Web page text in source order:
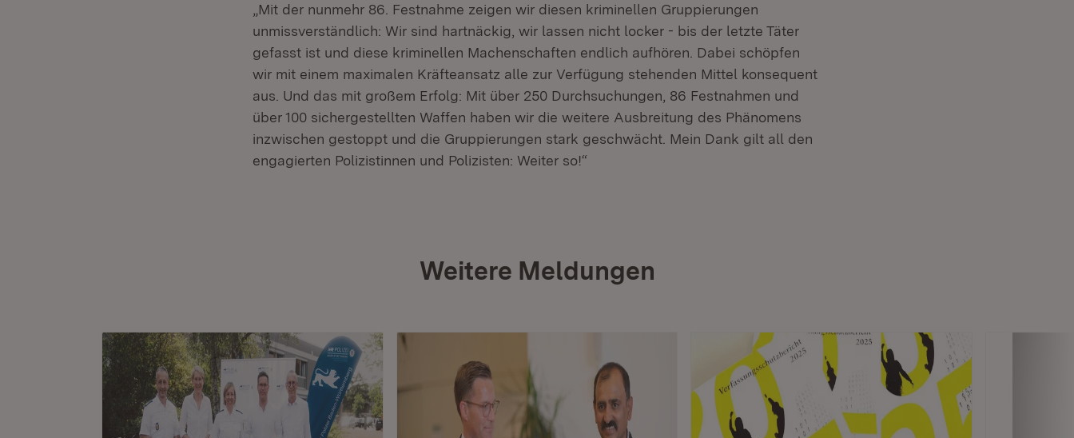
„Mit der nunmehr 86. Festnahme zeigen wir diesen kriminellen Gruppierungen
unmissverständlich: Wir sind hartnäckig, wir lassen nicht locker - bis der letzte Täter
gefasst ist und diese kriminellen Machenschaften endlich aufhören. Dabei schöpfen
wir mit einem maximalen Kräfteansatz alle zur Verfügung stehenden Mittel konsequent
aus. Und das mit großem Erfolg: Mit über 250 Durchsuchungen, 86 Festnahmen und
über 100 sichergestellten Waffen haben wir die weitere Ausbreitung des Phänomens
inzwischen gestoppt und die Gruppierungen stark geschwächt. Mein Dank gilt all den
engagierten Polizistinnen und Polizisten: Weiter so!“
Weitere Meldungen